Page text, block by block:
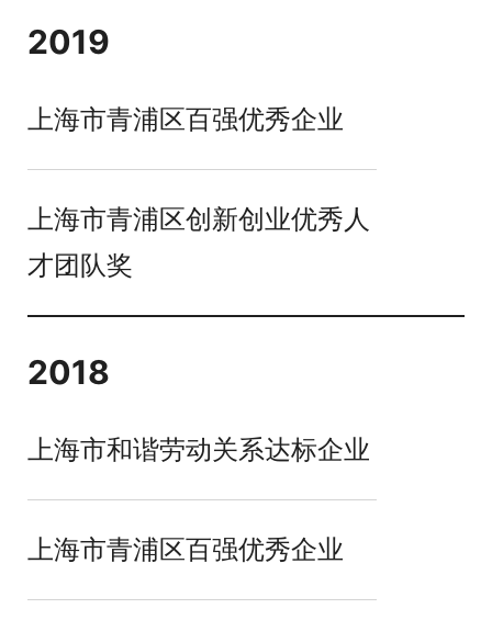
2019
上海市青浦区百强优秀企业
上海市青浦区创新创业优秀人
才团队奖
2018
上海市和谐劳动关系达标企业
上海市青浦区百强优秀企业